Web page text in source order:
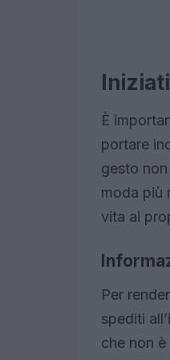
È
portare
gesto
moda più
vita ai
Per
spediti
che non